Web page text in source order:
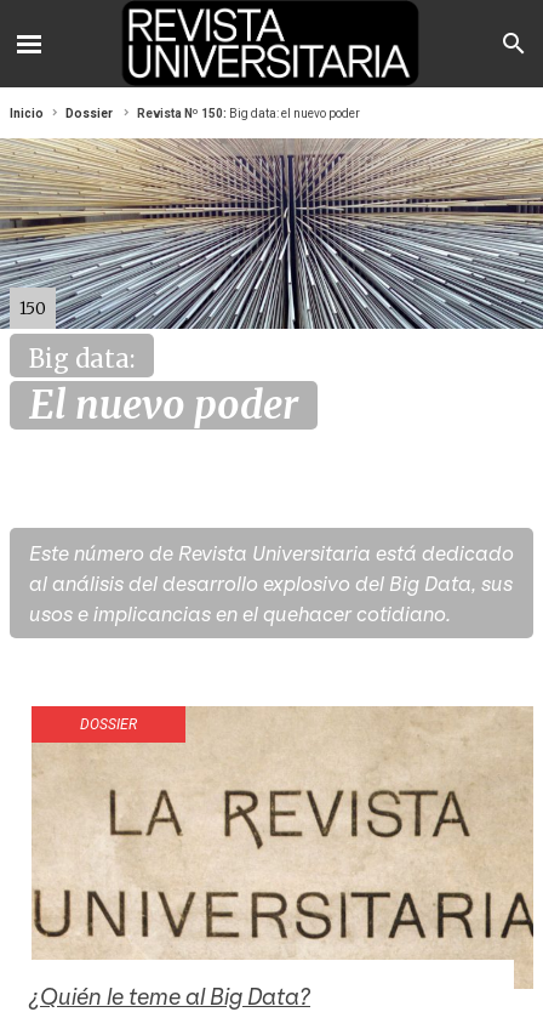
Inicio Dossier Revista Nº 150: Big data: el nuevo poder
150
Big data:
El nuevo poder
Este número de Revista Universitaria está dedicado
al análisis del desarrollo explosivo del Big Data, sus
usos e implicancias en el quehacer cotidiano.
DOSSIER
¿Quién le teme al Big Data?